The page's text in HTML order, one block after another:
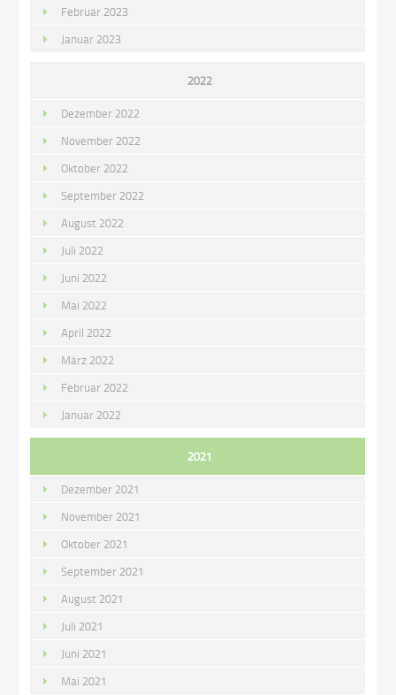
Februar 2023
Januar 2023
2022
Dezember 2022
November 2022
Oktober 2022
September 2022
August 2022
Juli 2022
Juni 2022
Mai 2022
April 2022
März 2022
Februar 2022
Januar 2022
2021
Dezember 2021
November 2021
Oktober 2021
September 2021
August 2021
Juli 2021
Juni 2021
Mai 2021